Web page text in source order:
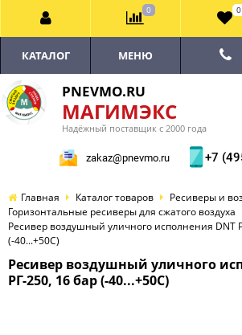
PNEVMO.RU
МАГИМЭКС
Надёжный поставщик с 2000 года
zakaz@pnevmo.ru +7
КАТАЛОГ МЕНЮ
Главная Каталог товаров
Ресиверы и
Горизонтальные ресиверы для сжатого воздуха
Ресивер воздушный уличного исполнения DNT
(-40...+50С)
Ресивер воздушный уличного
РГ-250, 16 бар (-40...+50С)
0 0